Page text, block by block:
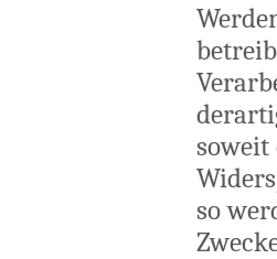
soweit
so